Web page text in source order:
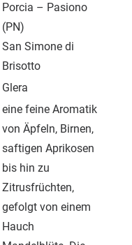
Porcia – Pasiono
(PN)
San Simone di
Brisotto
Glera
eine feine Aromatik
von Äpfeln, Birnen,
saftigen Aprikosen
bis hin zu
Zitrusfrüchten,
gefolgt von einem
Hauch